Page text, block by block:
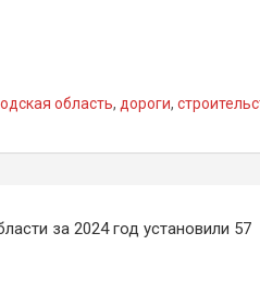
область, дороги,
за 2024 год установили 57